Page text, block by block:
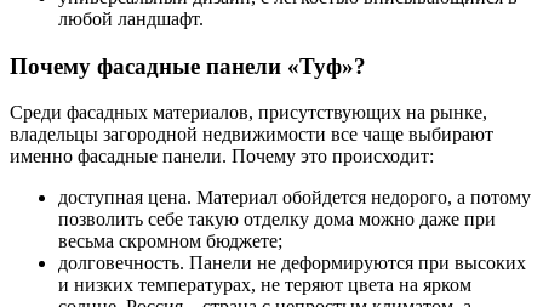
любой ландшафт.
Почему фасадные панели «Туф»?
Среди фасадных материалов, присутствующих на рынке,
владельцы загородной недвижимости все чаще выбирают
именно фасадные панели. Почему это происходит:
доступная цена. Материал обойдется недорого, а потому
позволить себе такую отделку дома можно даже при
весьма скромном бюджете;
долговечность. Панели не деформируются при высоких
и низких температурах, не теряют цвета на ярком